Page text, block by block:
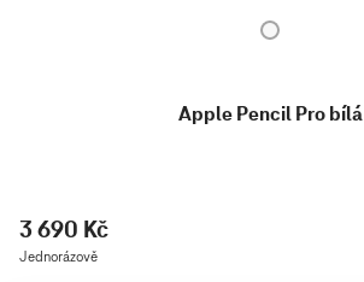
Apple Pencil Pro bílá
3 690 Kč
Jednorázově